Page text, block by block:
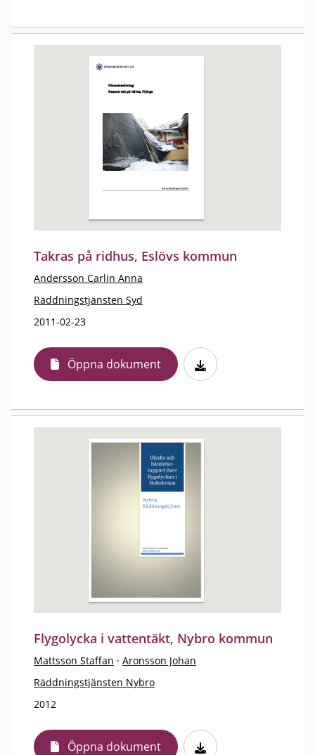
Takras på ridhus, Eslövs kommun
Andersson Carlin Anna
Räddningstjänsten Syd
2011-02-23
Öppna dokument
Flygolycka i vattentäkt, Nybro kommun
Mattsson Staffan · Aronsson Johan
Räddningstjänsten Nybro
2012
Öppna dokument